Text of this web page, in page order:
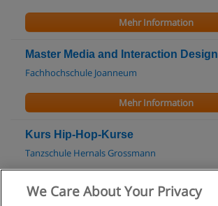
Mehr Information
Master Media and Interaction Design
Fachhochschule Joanneum
Mehr Information
Kurs Hip-Hop-Kurse
Tanzschule Hernals Grossmann
Mehr Information
We Care About Your Privacy